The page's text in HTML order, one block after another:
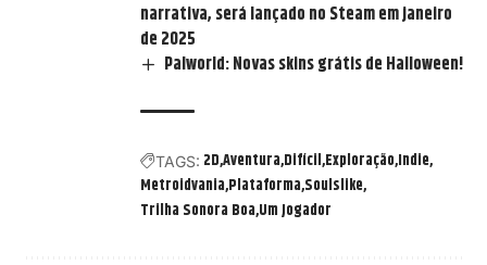
narrativa, será lançado no Steam em janeiro
de 2025
Palworld: Novas skins grátis de Halloween!
TAGS: 2DAventura Difícil Exploração Indie
Metroidvania Plataforma Soulslike
Trilha Sonora Boa Um Jogador